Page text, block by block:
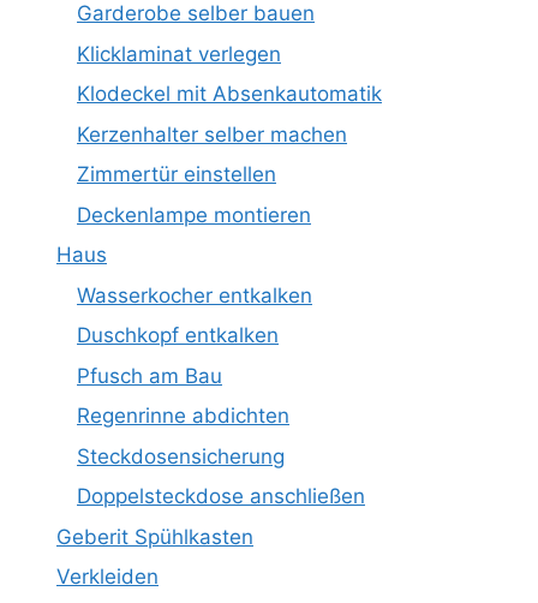
Garderobe selber bauen
Klicklaminat verlegen
Klodeckel mit Absenkautomatik
Kerzenhalter selber machen
Zimmertür einstellen
Deckenlampe montieren
Haus
Wasserkocher entkalken
Duschkopf entkalken
Pfusch am Bau
Regenrinne abdichten
Steckdosensicherung
Doppelsteckdose anschließen
Geberit Spühlkasten
Verkleiden